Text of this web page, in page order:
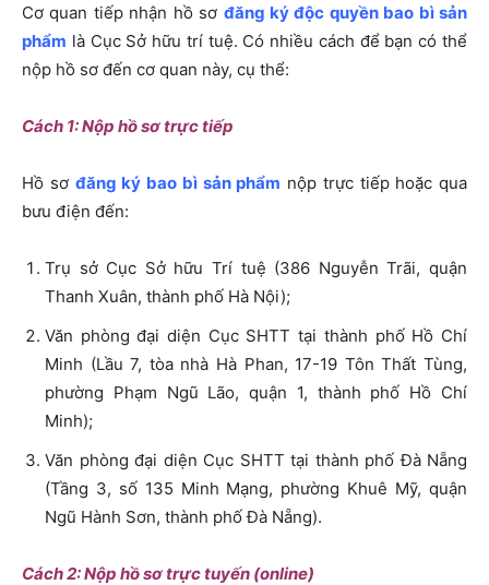
Cơ quan tiếp nhận hồ sơ đăng ký độc quyền bao bì sản
phẩm là Cục Sở hữu trí tuệ. Có nhiều cách để bạn có thể
nộp hồ sơ đến cơ quan này, cụ thể:
Cách 1: Nộp hồ sơ trực tiếp
Hồ sơ đăng ký bao bì sản phẩm nộp trực tiếp hoặc qua
bưu điện đến:
Trụ sở Cục Sở hữu Trí tuệ (386 Nguyễn Trãi, quận
Thanh Xuân, thành phố Hà Nội);
Văn phòng đại diện Cục SHTT tại thành phố Hồ Chí
Minh (Lầu 7, tòa nhà Hà Phan, 17-19 Tôn Thất Tùng,
phường Phạm Ngũ Lão, quận 1, thành phố Hồ Chí
Minh);
Văn phòng đại diện Cục SHTT tại thành phố Đà Nẵng
(Tầng 3, số 135 Minh Mạng, phường Khuê Mỹ, quận
Ngũ Hành Sơn, thành phố Đà Nẵng).
Cách 2: Nộp hồ sơ trực tuyến (online)